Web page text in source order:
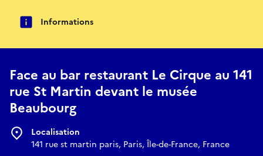
Informations
Face au bar restaurant Le Cirque au 141
rue St Martin devant le musée
Beaubourg
Localisation
141 rue st martin paris, Paris, Île-de-France, France